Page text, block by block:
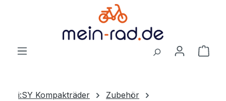
i:SY Kompakträder
Zubehör